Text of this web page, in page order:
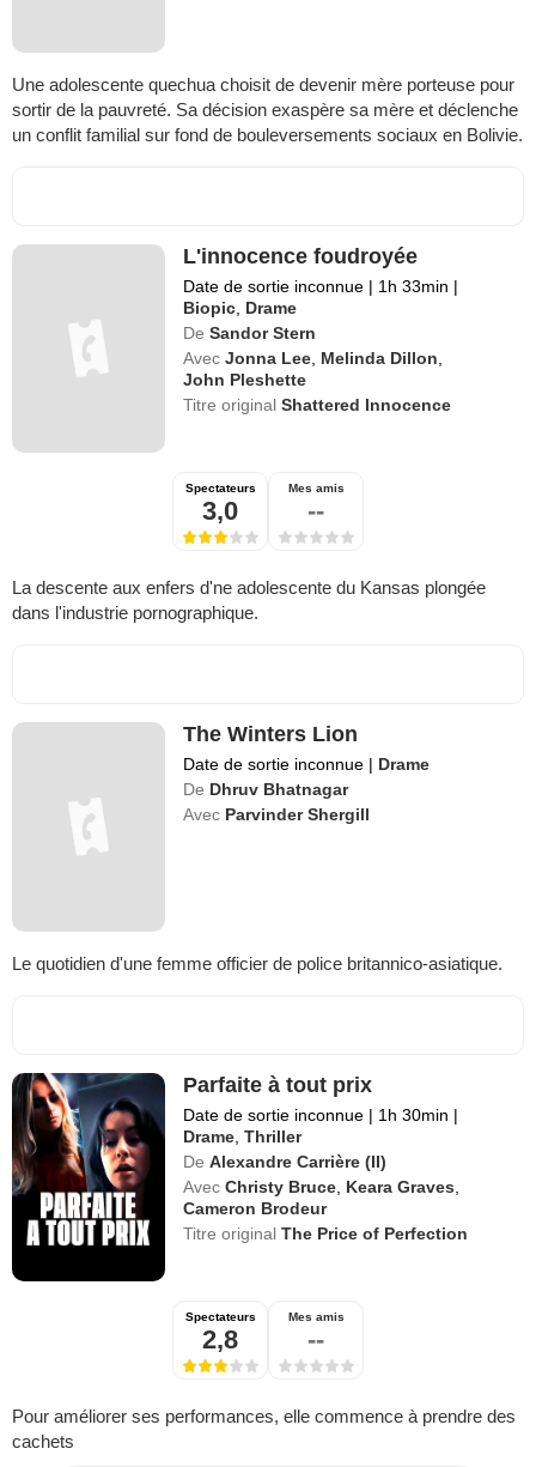
Une adolescente quechua choisit de devenir mère porteuse pour
sortir de la pauvreté. Sa décision exaspère sa mère et déclenche
un conflit familial sur fond de bouleversements sociaux en Bolivie.
L'innocence foudroyée
Date de sortie inconnue | 1h 33min |
Biopic, Drame
De Sandor Stern
Avec Jonna Lee, Melinda Dillon,
John Pleshette
Titre originalShattered Innocence
Spectateurs
3,0
Mes amis
--
La descente aux enfers d'ne adolescente du Kansas plongée
dans l'industrie pornographique.
The Winters Lion
Date de sortie inconnue | Drame
De Dhruv Bhatnagar
Avec Parvinder Shergill
Le quotidien d'une femme officier de police britannico-asiatique.
Parfaite à tout prix
Date de sortie inconnue | 1h 30min |
Drame ,Thriller
De Alexandre Carrière (II)
Avec Christy Bruce Keara Graves
Cameron Brodeur
Titre originalThe Price of Perfection
Spectateurs
2,8
Mes amis
--
Pour améliorer ses performances, elle commence à prendre des
cachets